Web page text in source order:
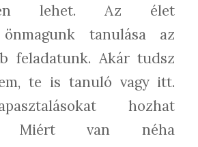
lehet. Az élet
tanulása az
feladatunk. Akár tudsz
te is tanuló vagy itt.
hozhat
Miért van néha